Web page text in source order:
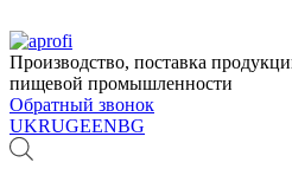
Производство, поставка
пищевой промышленности
Обратный звонок
UKRUGEENBG